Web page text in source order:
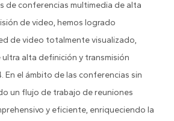
de conferencias multimedia de alta
de video, hemos logrado
de video totalmente visualizado,
alta definición y transmisión
En el ámbito de las conferencias sin
un flujo de trabajo de reuniones
y eficiente, enriqueciendo la